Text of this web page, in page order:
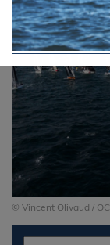
© Vincent Olivaud /